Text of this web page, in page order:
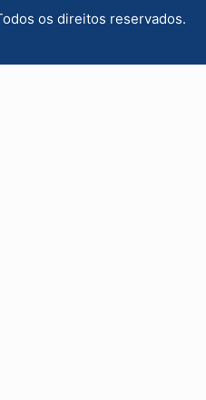
os direitos reservados.